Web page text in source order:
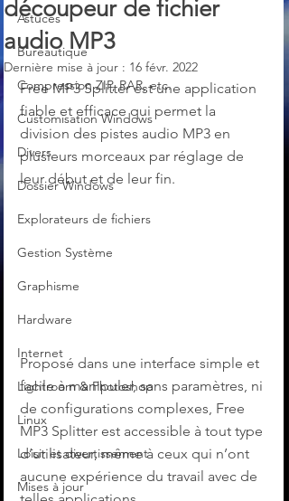
Astuces
Bureautique
Compression ZIP, RAR, etc.
Customisation Windows
Divers
Dossier Windows
Explorateurs de fichiers
Gestion Système
Graphisme
Hardware
Internet
Lightroom & Photoshop
Linux
Loisir et divertissement
Mises à jour
découpeur de fichier
audio MP3
Dernière mise à jour : 16 févr. 2022
Free MP3 Splitter est une application
fiable et efficace qui permet la
division des pistes audio MP3 en
plusieurs morceaux par réglage de
leur début et de leur fin.
Proposé dans une interface simple et
facile à manipuler, sans paramètres, ni
de configurations complexes, Free
MP3 Splitter est accessible à tout type
d’utilisateur, même à ceux qui n’ont
aucune expérience du travail avec de